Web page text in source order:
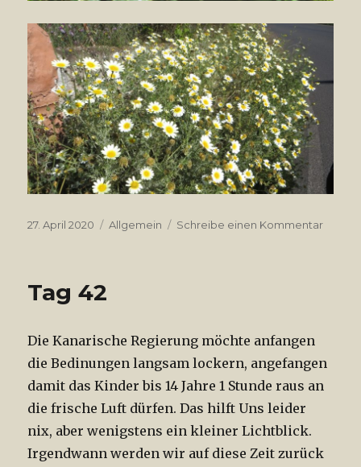
Veröffentlicht
27. April 2020 Kategorien
Allgemein Schreibe einen Kommentar
Tag 42
Die Kanarische Regierung möchte anfangen
die Bedinungen langsam lockern, angefangen
damit das Kinder bis 14 Jahre 1 Stunde raus an
die frische Luft dürfen. Das hilft Uns leider
nix, aber wenigstens ein kleiner Lichtblick.
Irgendwann werden wir auf diese Zeit zurück